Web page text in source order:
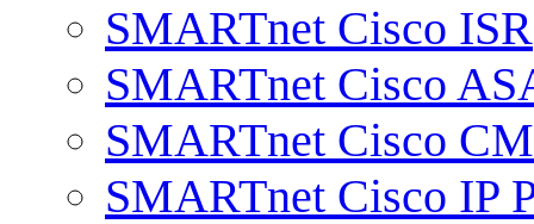
SMARTnet Cisco ISR
SMARTnet Cisco
SMARTnet Cisco
SMARTnet Cisco IP